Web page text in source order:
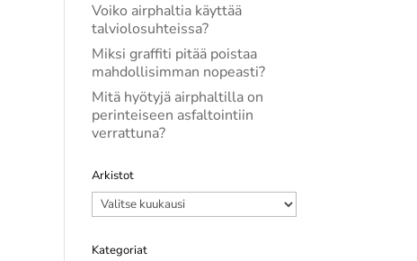
Voiko airphaltia käyttää
talviolosuhteissa?
Miksi graffiti pitää poistaa
mahdollisimman nopeasti?
Mitä hyötyjä airphaltilla on
perinteiseen asfaltointiin
verrattuna?
Arkistot
Arkistot
Kategoriat